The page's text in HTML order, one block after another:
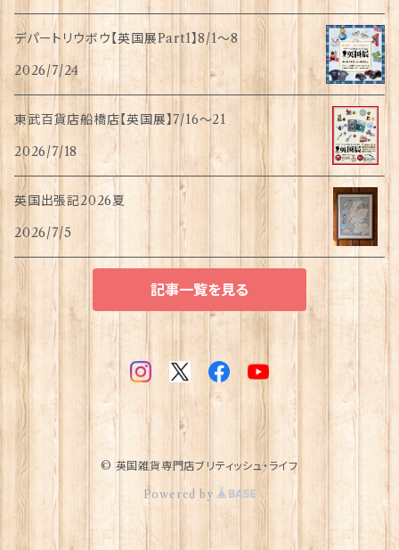
デパートリウボウ【英国展Part1】8/1〜8
2026/7/24
東武百貨店船橋店【英国展】7/16～21
2026/7/18
英国出張記2026夏
2026/7/5
記事一覧を見る
© 英国雑貨専門店ブリティッシュ・ライフ
Powered by